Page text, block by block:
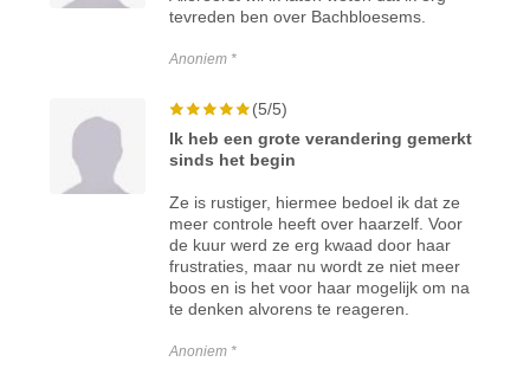
tevreden ben over Bachbloesems.
Anoniem *
(5/5)
Ik heb een grote verandering gemerkt
sinds het begin
Ze is rustiger, hiermee bedoel ik dat ze
meer controle heeft over haarzelf. Voor
de kuur werd ze erg kwaad door haar
frustraties, maar nu wordt ze niet meer
boos en is het voor haar mogelijk om na
te denken alvorens te reageren.
Anoniem *